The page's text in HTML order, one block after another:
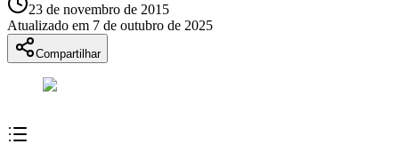
23 de novembro de 2015
Atualizado em 7 de outubro de 2025
Compartilhar